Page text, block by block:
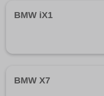
BMW iX1
BMW X7